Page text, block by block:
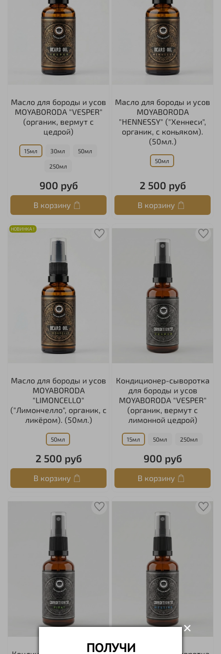
ПОЛУЧИ
×
Масло для бороды и усов
MOYABORODA "VESPER"
(органик, вермут с
цедрой)
15мл 30мл 50мл
250мл
900 руб
В корзину
Масло для бороды и усов
MOYABORODA
"HENNESSY" ("Хеннеси",
органик, с коньяком).
(50мл.)
50мл
2 500 руб
В корзину
НОВИНКА !
Масло для бороды и усов
MOYABORODA
"LIMONCELLO"
("Лимончелло", органик, с
ликёром). (50мл.)
50мл
2 500 руб
В корзину
Кондиционер-сыворотка
для бороды и усов
MOYABORODA "VESPER"
(органик, вермут с
лимонной цедрой)
15мл 50мл 250мл
900 руб
В корзину